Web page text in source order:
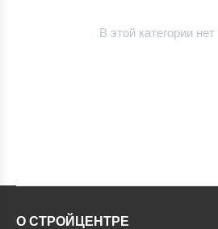
В этой категории
О СТРОЙЦЕНТРЕ